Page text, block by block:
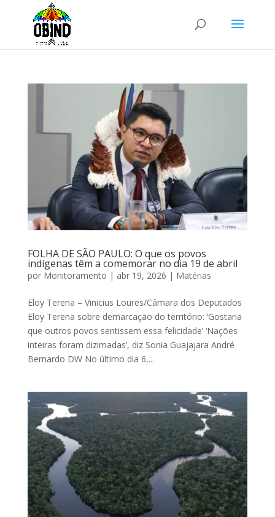
FOLHA DE SÃO PAULO: O que os povos
indígenas têm a comemorar no dia 19 de abril
por Monitoramento | abr 19, 2026 | Matérias
Eloy Terena – Vinicius Loures/Câmara dos Deputados
Eloy Terena sobre demarcação do território: ‘Gostaria
que outros povos sentissem essa felicidade’ ‘Nações
inteiras foram dizimadas’, diz Sonia Guajajara André
Bernardo DW No último dia 6,...